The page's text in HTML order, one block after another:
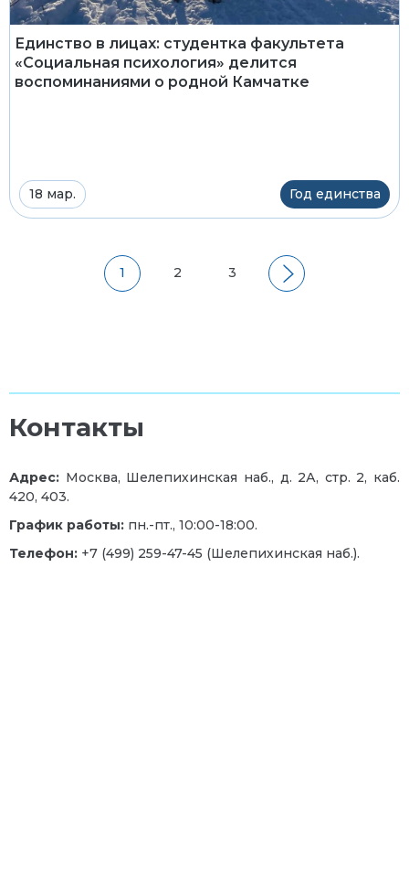
Единство в лицах: студентка факультета
«Социальная психология» делится
воспоминаниями о родной Камчатке
18 мар. Год единства
1 2 3
Контакты
Адрес: Москва, Шелепихинская наб., д. 2А, стр. 2, каб.
420, 403.
График работы: пн.-пт., 10:00-18:00.
Телефон: +7 (499) 259-47-45 (Шелепихинская наб.).